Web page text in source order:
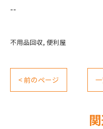
--
不用品回収 便利屋
< 前のページ